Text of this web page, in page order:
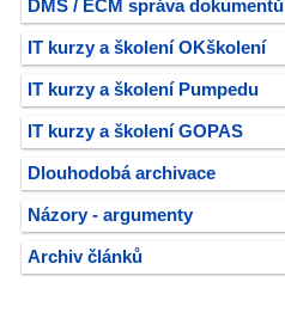
DMS / ECM správa dokumentů
IT kurzy a školení OKškolení
IT kurzy a školení Pumpedu
IT kurzy a školení GOPAS
Dlouhodobá archivace
Názory - argumenty
Archiv článků